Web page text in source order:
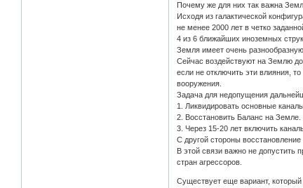
Почему же для них так важна
Исходя из галактической
не менее 2000 лет в четко
4 из 6 ближайших иноземных
Земля имеет очень
Сейчас воздействуют на Землю
если не отключить эти влияния,
вооружения.
Задача для недопущения
1. Ликвидировать основные
2. Восстановить Баланс на Земле.
3. Через 15-20 лет включить
С другой стороны
В этой связи важно не допустить
стран агрессоров.
Существует еще вариант,